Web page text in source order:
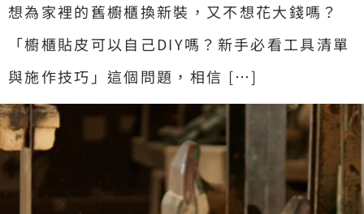
想為家裡的舊櫥櫃換新裝，又不想花大錢嗎？
「櫥櫃貼皮可以自己DIY嗎？新手必看工具清單
與施作技巧」這個問題，相信 […]